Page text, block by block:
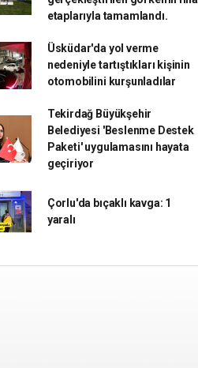
etaplarıyla tamamlandı.
Üsküdar'da yol verme
nedeniyle tartıştıkları kişinin
otomobilini kurşunladılar
Tekirdağ Büyükşehir
Belediyesi 'Beslenme Destek
Paketi' uygulamasını hayata
geçiriyor
Çorlu'da bıçaklı kavga: 1
yaralı